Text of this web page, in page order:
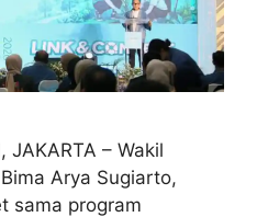
JAKARTA – Wakil
Arya Sugiarto,
sama program